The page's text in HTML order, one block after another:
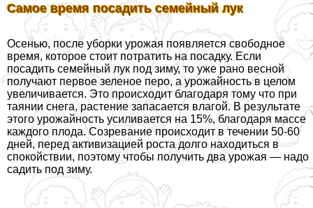
Самое время посадить семейный лук
Осенью, после уборки урожая появляется свободное
время, которое стоит потратить на посадку. Если
посадить семейный лук под зиму, то уже рано весной
получают первое зеленое перо, а урожайность в целом
увеличивается. Это происходит благодаря тому что при
таянии снега, растение запасается влагой. В результате
этого урожайность усиливается на 15%, благодаря массе
каждого плода. Созревание происходит в течении 50-60
дней, перед активизацией роста долго находиться в
спокойствии, поэтому чтобы получить два урожая — надо
садить под зиму.